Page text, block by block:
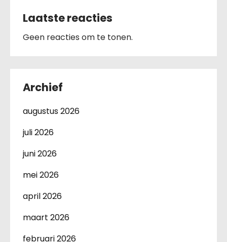
Laatste reacties
Geen reacties om te tonen.
Archief
augustus 2026
juli 2026
juni 2026
mei 2026
april 2026
maart 2026
februari 2026